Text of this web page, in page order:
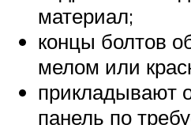
материал;
концы болтов
мелом или
прикладывают
панель по